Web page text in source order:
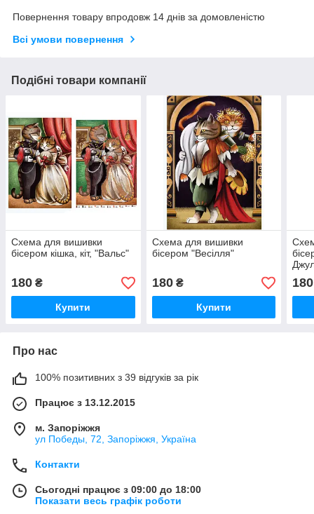
Повернення товару впродовж 14 днів за домовленістю
Всі умови повернення
Подібні товари компанії
Схема для вишивки
бісером кішка, кіт, "Вальс"
180 ₴
Купити
Схема для вишивки
бісером "Весілля"
180₴
Купити
180
Про нас
100% позитивних з 39 відгуків за рік
Працює з 13.12.2015
м. Запоріжжя
ул Победы, 72, Запоріжжя, Україна
Контакти
Сьогодні працює з 09:00 до 18:00
Показати весь графік роботи